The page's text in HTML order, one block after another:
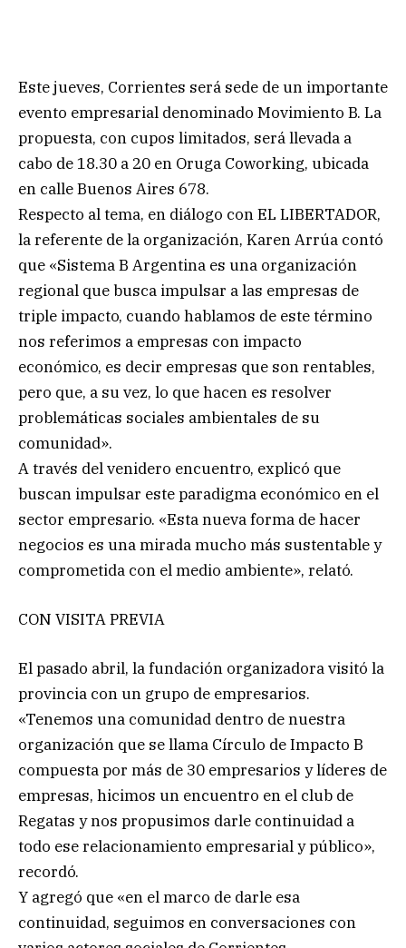
Este jueves, Corrientes será sede de un importante
evento empresarial denominado Movimiento B. La
propuesta, con cupos limitados, será llevada a
cabo de 18.30 a 20 en Oruga Coworking, ubicada
en calle Buenos Aires 678.
Respecto al tema, en diálogo con EL LIBERTADOR,
la referente de la organización, Karen Arrúa contó
que «Sistema B Argentina es una organización
regional que busca impulsar a las empresas de
triple impacto, cuando hablamos de este término
nos referimos a empresas con impacto
económico, es decir empresas que son rentables,
pero que, a su vez, lo que hacen es resolver
problemáticas sociales ambientales de su
comunidad».
A través del venidero encuentro, explicó que
buscan impulsar este paradigma económico en el
sector empresario. «Esta nueva forma de hacer
negocios es una mirada mucho más sustentable y
comprometida con el medio ambiente», relató.
CON VISITA PREVIA
El pasado abril, la fundación organizadora visitó la
provincia con un grupo de empresarios.
«Tenemos una comunidad dentro de nuestra
organización que se llama Círculo de Impacto B
compuesta por más de 30 empresarios y líderes de
empresas, hicimos un encuentro en el club de
Regatas y nos propusimos darle continuidad a
todo ese relacionamiento empresarial y público»,
recordó.
Y agregó que «en el marco de darle esa
continuidad, seguimos en conversaciones con